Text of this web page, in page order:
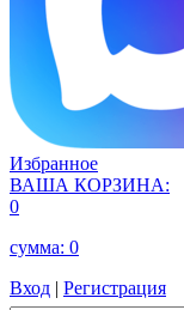
Избранное
ВАША КОРЗИНА:
0
сумма: 0
Вход | Регистрация